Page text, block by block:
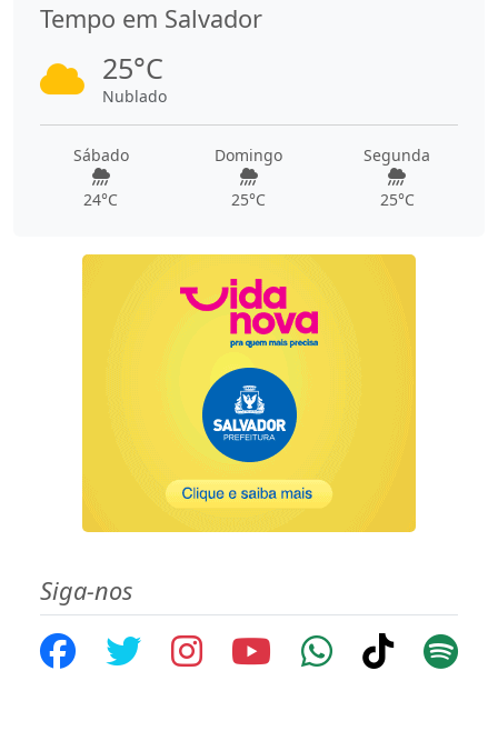
Tempo em Salvador
25°C
Nublado
Sábado
24°C
Domingo
25°C
Segunda
25°C
Siga-nos